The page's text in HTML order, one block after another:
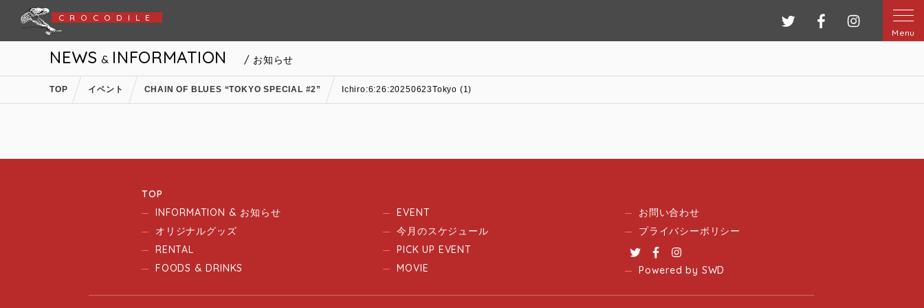
CROCODILE ツイッターフェイスブック
インスタグ
Menu
NEWS & INFORMATION / お知らせ
TOP イベント CHAIN OF BLUES “TOKYO SPECIAL #2” Ichiro:6:26:20250623Tokyo (1)
TOP
INFORMATION & お知らせ
オリジナルグッズ
RENTAL
FOODS & DRINKS
EVENT
今月のスケジュール
PICK UP EVENT
MOVIE
お問い合わせ
プライバシーポリシー
TwitterFacebook
Powered by SWD